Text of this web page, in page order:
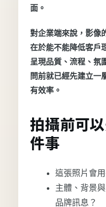
面。
對企業端來說，影像
在於能不能降低客戶
呈現品質、流程、氛
問前就已經先建立一
有效率。
拍攝前可
件事
這張照片會
主體、背景
品牌訊息？